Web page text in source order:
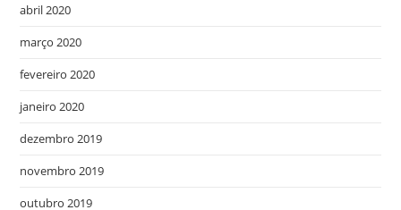
abril 2020
março 2020
fevereiro 2020
janeiro 2020
dezembro 2019
novembro 2019
outubro 2019